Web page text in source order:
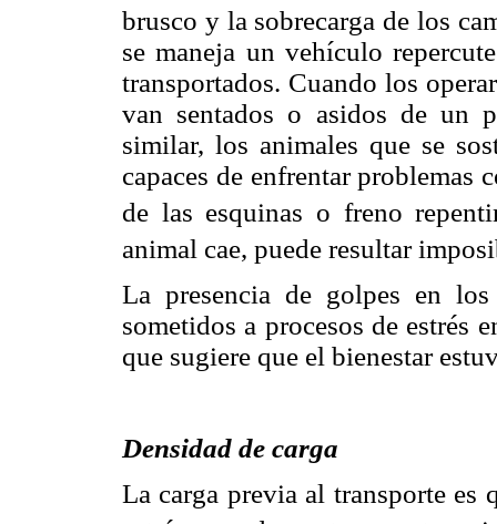
brusco y la sobrecarga de los
se maneja un vehículo
transportados. Cuando los
van sentados o asidos de un
similar, los animales que se
capaces de enfrentar problemas
de las esquinas o freno
animal cae, puede resultar
La presencia de golpes en
sometidos a procesos de estrés
que sugiere que el bienestar
Densidad de carga
La carga previa al transporte es